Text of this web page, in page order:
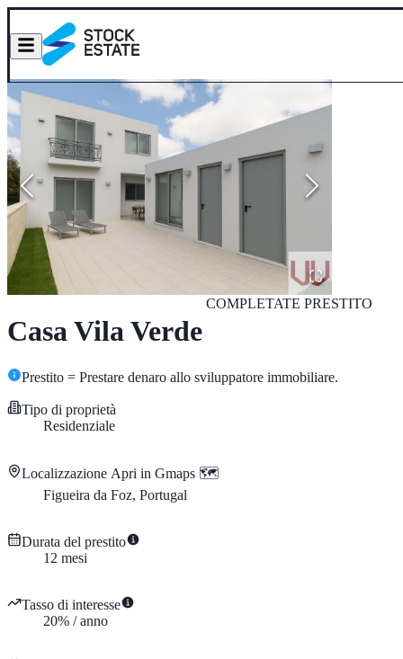
Casa Vila Verde
COMPLETATE PRESTITO
Prestito = Prestare denaro allo sviluppatore immobiliare.
Tipo di proprietà
Residenziale
Localizzazione Apri in Gmaps 🗺️
Figueira da Foz, Portugal
Durata del prestito
12 mesi
Tasso di interesse
20% /anno